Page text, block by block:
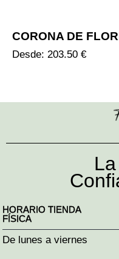
CORONA DE
Desde: 203.50 €
HORARIO TIENDA
FÍSICA
De lunes a viernes